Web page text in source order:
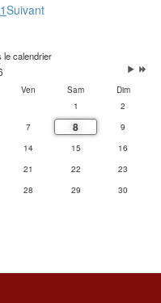
1Suivant
le calendrier
Ven Sam
Dim
1
2
7 8
9
14 15
16
21 22
23
28 29
30